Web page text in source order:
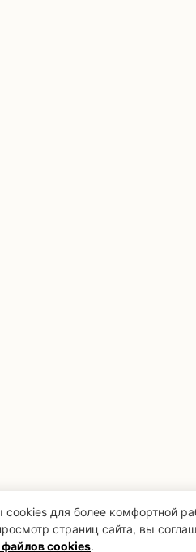
cookies для более комфортной
страниц сайта, вы
файлов cookies.